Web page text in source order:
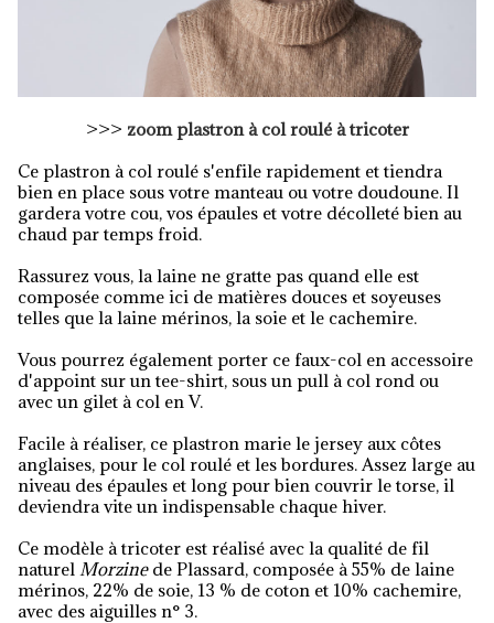
>>> zoom plastron à col roulé à tricoter
Ce plastron à col roulé s'enfile rapidement et tiendra
bien en place sous votre manteau ou votre doudoune. Il
gardera votre cou, vos épaules et votre décolleté bien au
chaud par temps froid.
Rassurez vous, la laine ne gratte pas quand elle est
composée comme ici de matières douces et soyeuses
telles que la laine mérinos, la soie et le cachemire.
Vous pourrez également porter ce faux-col en accessoire
d'appoint sur un tee-shirt, sous un pull à col rond ou
avec un gilet à col en V.
Facile à réaliser, ce plastron marie le jersey aux côtes
anglaises, pour le col roulé et les bordures. Assez large au
niveau des épaules et long pour bien couvrir le torse, il
deviendra vite un indispensable chaque hiver.
Ce modèle à tricoter est réalisé avec la qualité de fil
naturel Morzine de Plassard, composée à 55% de laine
mérinos, 22% de soie, 13 % de coton et 10% cachemire,
avec des aiguilles n° 3.